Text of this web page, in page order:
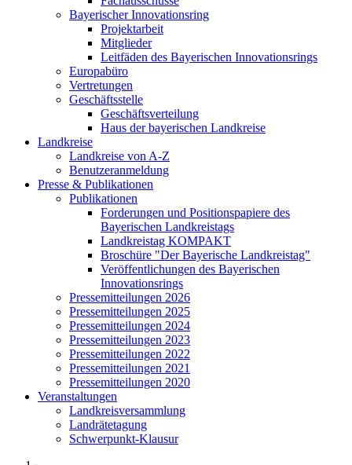
Bayerischer Innovationsring
Projektarbeit
Mitglieder
Leitfäden des Bayerischen Innovationsrings
Europabüro
Vertretungen
Geschäftsstelle
Geschäftsverteilung
Haus der bayerischen Landkreise
Landkreise
Landkreise von A-Z
Benutzeranmeldung
Presse & Publikationen
Publikationen
Forderungen und Positionspapiere des
Bayerischen Landkreistags
Landkreistag KOMPAKT
Broschüre "Der Bayerische Landkreistag"
Veröffentlichungen des Bayerischen
Innovationsrings
Pressemitteilungen 2026
Pressemitteilungen 2025
Pressemitteilungen 2024
Pressemitteilungen 2023
Pressemitteilungen 2022
Pressemitteilungen 2021
Pressemitteilungen 2020
Veranstaltungen
Landkreisversammlung
Landrätetagung
Schwerpunkt-Klausur